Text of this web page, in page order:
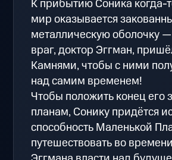
К прибытию Соника когда-
мир оказывается
металлическую оболочку
враг, доктор Эггман,
Камнями, чтобы с ними
над самим временем!
Чтобы положить конец его
планам, Сонику придётся
способность Маленькой
путешествовать во